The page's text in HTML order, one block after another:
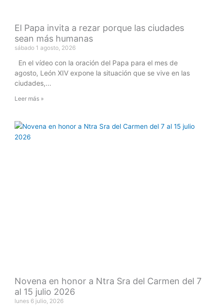
El Papa invita a rezar porque las ciudades
sean más humanas
sábado 1 agosto, 2026
En el vídeo con la oración del Papa para el mes de
agosto, León XIV expone la situación que se vive en las
ciudades,
Leer más »
Novena en honor a Ntra Sra del Carmen del 7
al 15 julio 2026
lunes 6 julio, 2026